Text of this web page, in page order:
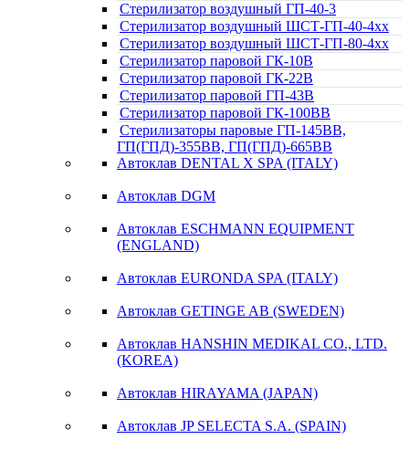
Стерилизатор воздушный ГП-40-3
Cтерилизатор воздушный ШСТ-ГП-40-4xx
Cтерилизатор воздушный ШСТ-ГП-80-4xx
Cтерилизатор паровой ГК-10В
Стерилизатор паровой ГК-22В
Стерилизатор паровой ГП-43В
Стерилизатор паровой ГК-100ВВ
Стерилизаторы паровые ГП-145ВВ,
ГП(ГПД)-355ВВ, ГП(ГПД)-665ВВ
Автоклав DENTAL X SPA (ITALY)
Автоклав DGM
Автоклав ESCHMANN EQUIPMENT
(ENGLAND)
Автоклав EURONDA SPA (ITALY)
Автоклав GETINGE AB (SWEDEN)
Автоклав HANSHIN MEDIKAL CO., LTD.
(KOREA)
Автоклав HIRAYAMA (JAPAN)
Автоклав JP SELECTA S.A. (SPAIN)